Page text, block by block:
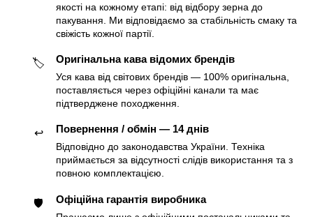
якості на кожному етапі: від відбору зерна до
пакування. Ми відповідаємо за стабільність смаку та
свіжість кожної партії.
🏷 Оригінальна кава відомих брендів
Уся кава від світових брендів — 100% оригінальна,
поставляється через офіційні канали та має
підтверджене походження.
↩️ Повернення / обмін — 14 днів
Відповідно до законодавства України. Техніка
приймається за відсутності слідів використання та з
повною комплектацією.
🛡 Офіційна гарантія виробника